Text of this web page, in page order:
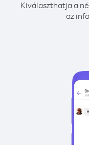
Kiválaszthatja a
az